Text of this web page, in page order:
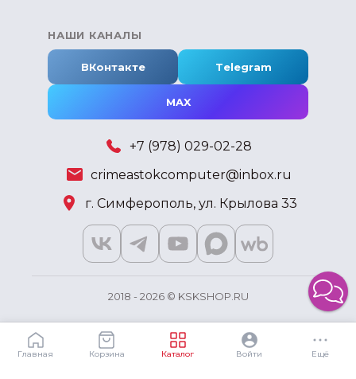
Главная Корзина Каталог Войти Ещё
НАШИ КАНАЛЫ
ВКонтакте Telegram
MAX
+7 (978) 029-02-28
crimeastokcomputer@inbox.ru
г. Симферополь, ул. Крылова 33
2018 - 2026 © KSKSHOP.RU